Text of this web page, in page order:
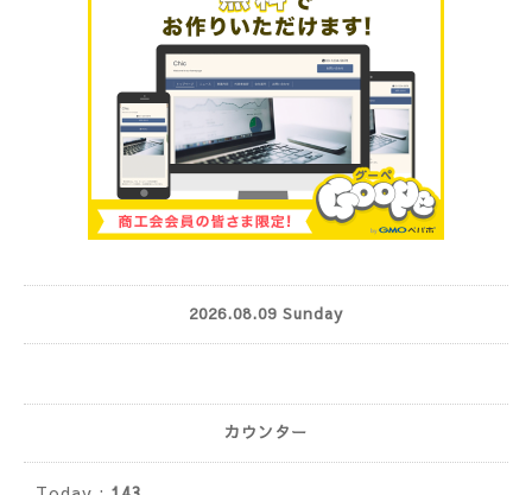
2026.08.09 Sunday
カウンター